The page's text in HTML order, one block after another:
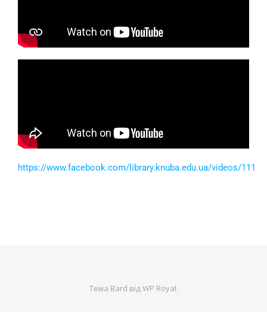
https://www.facebook.com/library.knuba.edu.ua/videos/
Тема Bard відWP Royal.